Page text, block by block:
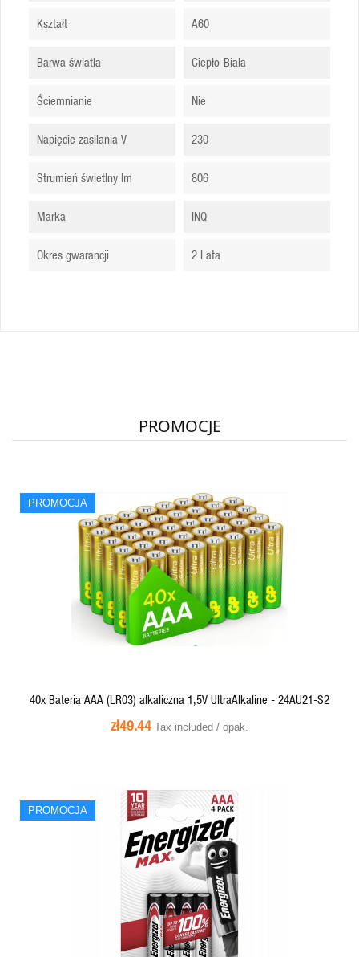
Kształt A60
Barwa światła Ciepło-Biała
Ściemnianie Nie
Napięcie zasilania V 230
Strumień świetlny lm 806
Marka INQ
Okres gwarancji 2 Lata
PROMOCJE
PROMOCJA
QUICK VIEW
40x Bateria AAA (LR03) alkaliczna 1,5V UltraAlkaline - 24AU21-S2
zł49.44 Tax included / opak.
PROMOCJA
PROMOCJA
QUICK VIEW